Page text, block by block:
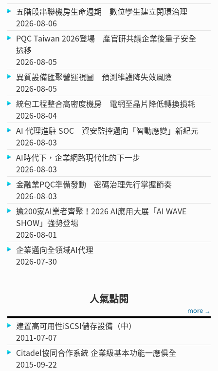
五階段串聯機房生命週期 數位孿生建立閉環治理
2026-08-06
PQC Taiwan 2026登場 產官研共議企業後量子安全
遷移
2026-08-05
異質設備匯聚營運視圖 預測維護降失效風險
2026-08-05
統包工程整合高密度機房 電網至晶片降低轉換損耗
2026-08-04
AI 代理進駐 SOC 資安監控邁向「智動應變」新紀元
2026-08-03
AI時代下，企業網路現代化的下一步
2026-08-03
金融業PQC準備發動 密碼治理先行掌握節奏
2026-08-03
逾200家AI業者齊聚！2026 AI應用大展「AI WAVE
SHOW」強勢登場
2026-08-01
企業邁向全領域AI代理
2026-07-30
人氣點閱
more →
建置高可用性iSCSI儲存設備（中）
2011-07-07
Citadel協同合作系統 企業級基本功能一應俱全
2015-09-22